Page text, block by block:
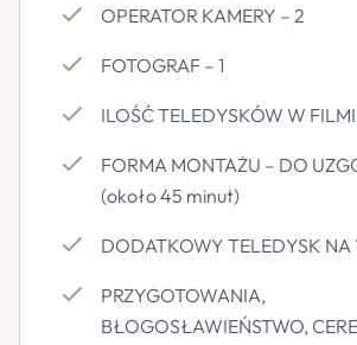
OPERATOR KAMERY – 2
FOTOGRAF – 1
ILOŚĆ TELEDYSKÓW W
FORMA MONTAŻU – DO
(około 45 minut)
DODATKOWY TELEDYSK NA
PRZYGOTOWANIA,
BŁOGOSŁAWIEŃSTWO,